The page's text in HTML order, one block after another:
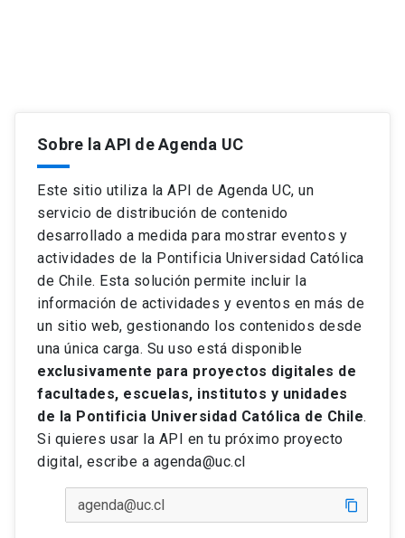
Sobre la API de Agenda UC
Este sitio utiliza la API de Agenda UC, un
servicio de distribución de contenido
desarrollado a medida para mostrar eventos y
actividades de la Pontificia Universidad Católica
de Chile. Esta solución permite incluir la
información de actividades y eventos en más de
un sitio web, gestionando los contenidos desde
una única carga. Su uso está disponible
exclusivamente para proyectos digitales de
facultades, escuelas, institutos y unidades
de la Pontificia Universidad Católica de Chile.
Si quieres usar la API en tu próximo proyecto
digital, escribe a agenda@uc.cl
content_copy